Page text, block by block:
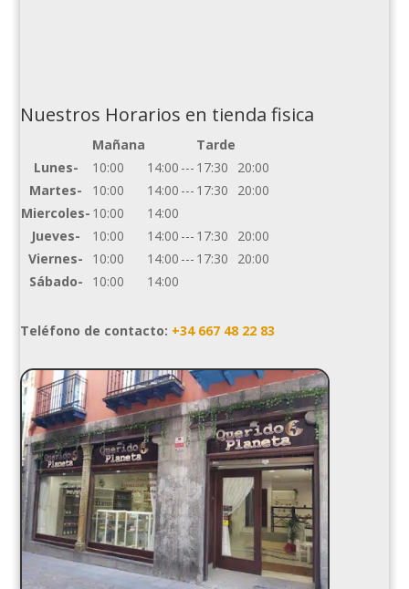
Nuestros Horarios en tienda fisica
Mañana
Tarde
Lunes-
10:00 14:00 --- 17:30
20:00
Martes-
10:00 14:00 --- 17:30
20:00
Miercoles- 10:00
14:00
Jueves-
10:00 14:00 --- 17:30
20:00
Viernes-
10:00 14:00 --- 17:30
20:00
Sábado-
10:00 14:00
Teléfono de contacto: +34 667 48 22 83